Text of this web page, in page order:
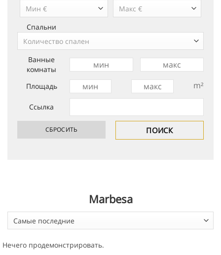
Marbesa
Самые последние
Нечего продемонстрировать.
Mин €
Mакс €
Спальни
Количество спален
Ванные
комнаты
Площадь
m²
Ссылка